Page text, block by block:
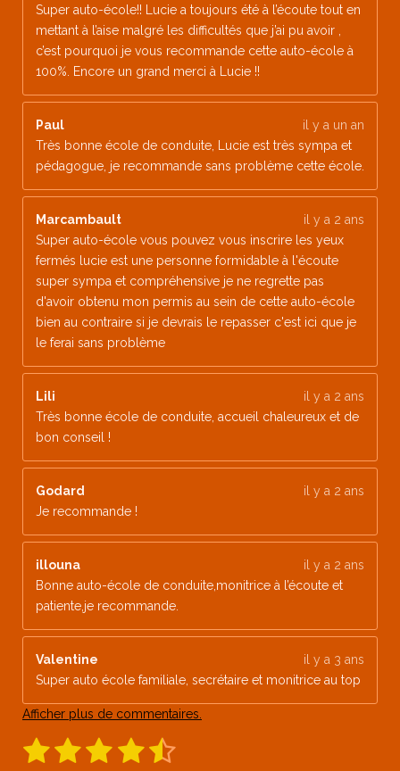
Super auto-école!! Lucie a toujours été à l’écoute tout en
mettant à l’aise malgré les difficultés que j’ai pu avoir ,
c’est pourquoi je vous recommande cette auto-école à
100%. Encore un grand merci à Lucie !!
Paul
il y a un an
Très bonne école de conduite, Lucie est très sympa et
pédagogue, je recommande sans problème cette école.
Marcambault
il y a 2 ans
Super auto-école vous pouvez vous inscrire les yeux
fermés lucie est une personne formidable à l'écoute
super sympa et compréhensive je ne regrette pas
d'avoir obtenu mon permis au sein de cette auto-école
bien au contraire si je devrais le repasser c'est ici que je
le ferai sans problème
Lili
il y a 2 ans
Très bonne école de conduite, accueil chaleureux et de
bon conseil !
Godard
il y a 2 ans
Je recommande !
illouna
il y a 2 ans
Bonne auto-école de conduite,monitrice à l’écoute et
patiente,je recommande.
Valentine
il y a 3 ans
Super auto école familiale, secrétaire et monitrice au top
Afficher plus de commentaires.
É
1
2 3 4 5